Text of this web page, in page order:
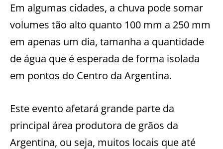
Em algumas cidades, a chuva pode somar
volumes tão alto quanto 100 mm a 250 mm
em apenas um dia, tamanha a quantidade
de água que é esperada de forma isolada
em pontos do Centro da Argentina.
Este evento afetará grande parte da
principal área produtora de grãos da
Argentina, ou seja, muitos locais que até